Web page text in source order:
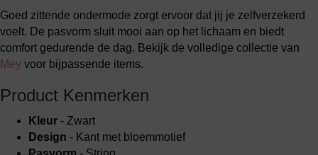
Goed zittende ondermode zorgt ervoor dat jij je zelfverzekerd
voelt. De pasvorm sluit mooi aan op het lichaam en biedt
comfort gedurende de dag. Bekijk de volledige collectie van
Mey voor bijpassende items.
Product Kenmerken
Kleur - Zwart
Design - Kant met bloemmotief